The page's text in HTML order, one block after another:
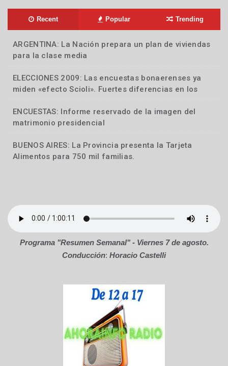
Recent Popular Trending
Nacionales
ARGENTINA: La Nación prepara un plan de viviendas
para la clase media
Locales
ELECCIONES 2009: Las encuestas bonaerenses ya
miden «efecto Scioli». Fuertes diferencias en los
escenario
Locales
ENCUESTAS: Informe reservado de la imagen del
matrimonio presidencial
Locales
BUENOS AIRES: La Provincia presenta la Tarjeta
Alimentos para 750 mil familias.
Programa "Resumen Semanal" - Viernes 7 de agosto.
Conducción: Horacio Castelli